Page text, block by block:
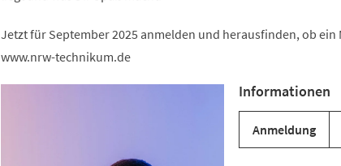
Jetzt für September 2025 anmelden und herausfinden, ob ein
www.nrw-technikum.de
Informationen
Anmeldung